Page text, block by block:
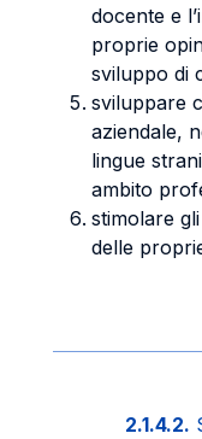
docente e
proprie
sviluppo di
sviluppare
aziendale,
lingue
ambito
stimolare
delle
2.1.4.2.